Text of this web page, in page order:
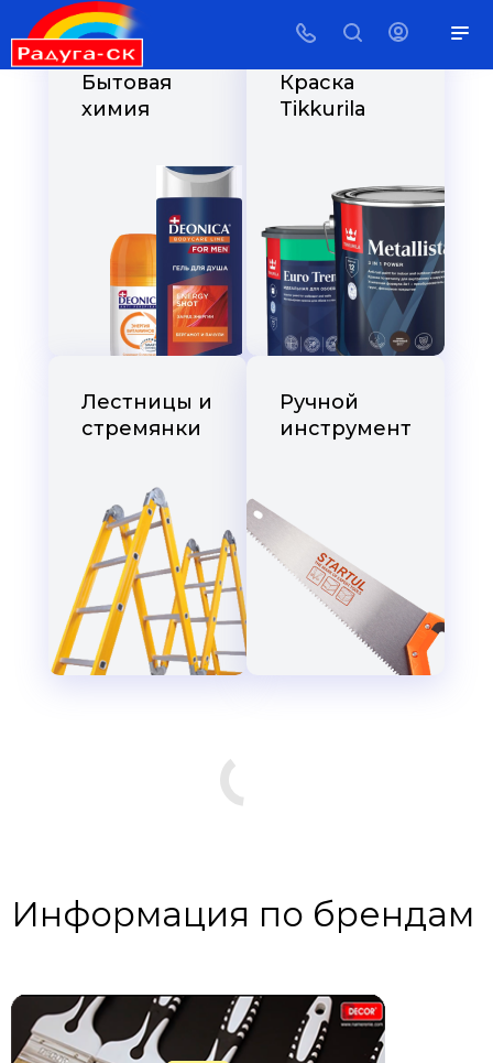
Бытовая
химия
Краска
Tikkurila
Лестницы и
стремянки
Ручной
инструмент
Информация по брендам